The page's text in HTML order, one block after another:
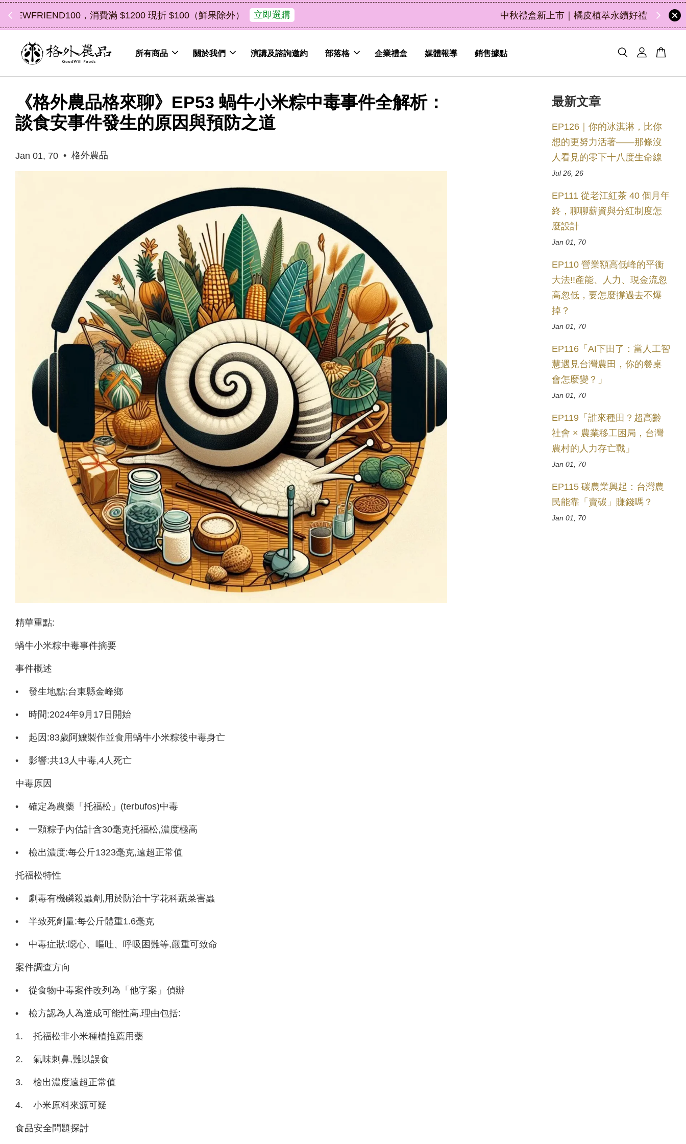
中秋禮盒新上市｜橘皮植萃永續好禮，解油去味・送禮自用兩相宜 58
分鐘
56
秒
所有商品 關於我們 演講及諮詢邀約 部落格 企業禮盒 媒體報導 銷售據點
《格外農品格來聊》EP53 蝸牛小米粽中毒事件全解析：
談食安事件發生的原因與預防之道
Jan 01, 70 • 格外農品
精華重點:
蝸牛小米粽中毒事件摘要
事件概述
• 發生地點:台東縣金峰鄉
• 時間:2024年9月17日開始
• 起因:83歲阿嬤製作並食用蝸牛小米粽後中毒身亡
• 影響:共13人中毒,4人死亡
中毒原因
• 確定為農藥「托福松」(terbufos)中毒
• 一顆粽子內估計含30毫克托福松,濃度極高
• 檢出濃度:每公斤1323毫克,遠超正常值
托福松特性
• 劇毒有機磷殺蟲劑,用於防治十字花科蔬菜害蟲
• 半致死劑量:每公斤體重1.6毫克
• 中毒症狀:噁心、嘔吐、呼吸困難等,嚴重可致命
案件調查方向
• 從食物中毒案件改列為「他字案」偵辦
• 檢方認為人為造成可能性高,理由包括:
1. 托福松非小米種植推薦用藥
2. 氣味刺鼻,難以誤食
3. 檢出濃度遠超正常值
4. 小米原料來源可疑
食品安全問題探討
最新文章
EP126｜你的冰淇淋，比你
想的更努力活著——那條沒
人看見的零下十八度生命線
Jul 26, 26
EP111 從老江紅茶 40 個月年
終，聊聊薪資與分紅制度怎
麼設計
Jan 01, 70
EP110 營業額高低峰的平衡
大法!!產能、人力、現金流忽
高忽低，要怎麼撐過去不爆
掉？
Jan 01, 70
EP116「AI下田了：當人工智
慧遇見台灣農田，你的餐桌
會怎麼變？」
Jan 01, 70
EP119「誰來種田？超高齡
社會 × 農業移工困局，台灣
農村的人力存亡戰」
Jan 01, 70
EP115 碳農業興起：台灣農
民能靠「賣碳」賺錢嗎？
Jan 01, 70